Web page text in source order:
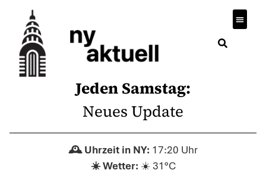
Jeden Samstag:
Neues Update
17:20 Uhr
☀️ 31°C